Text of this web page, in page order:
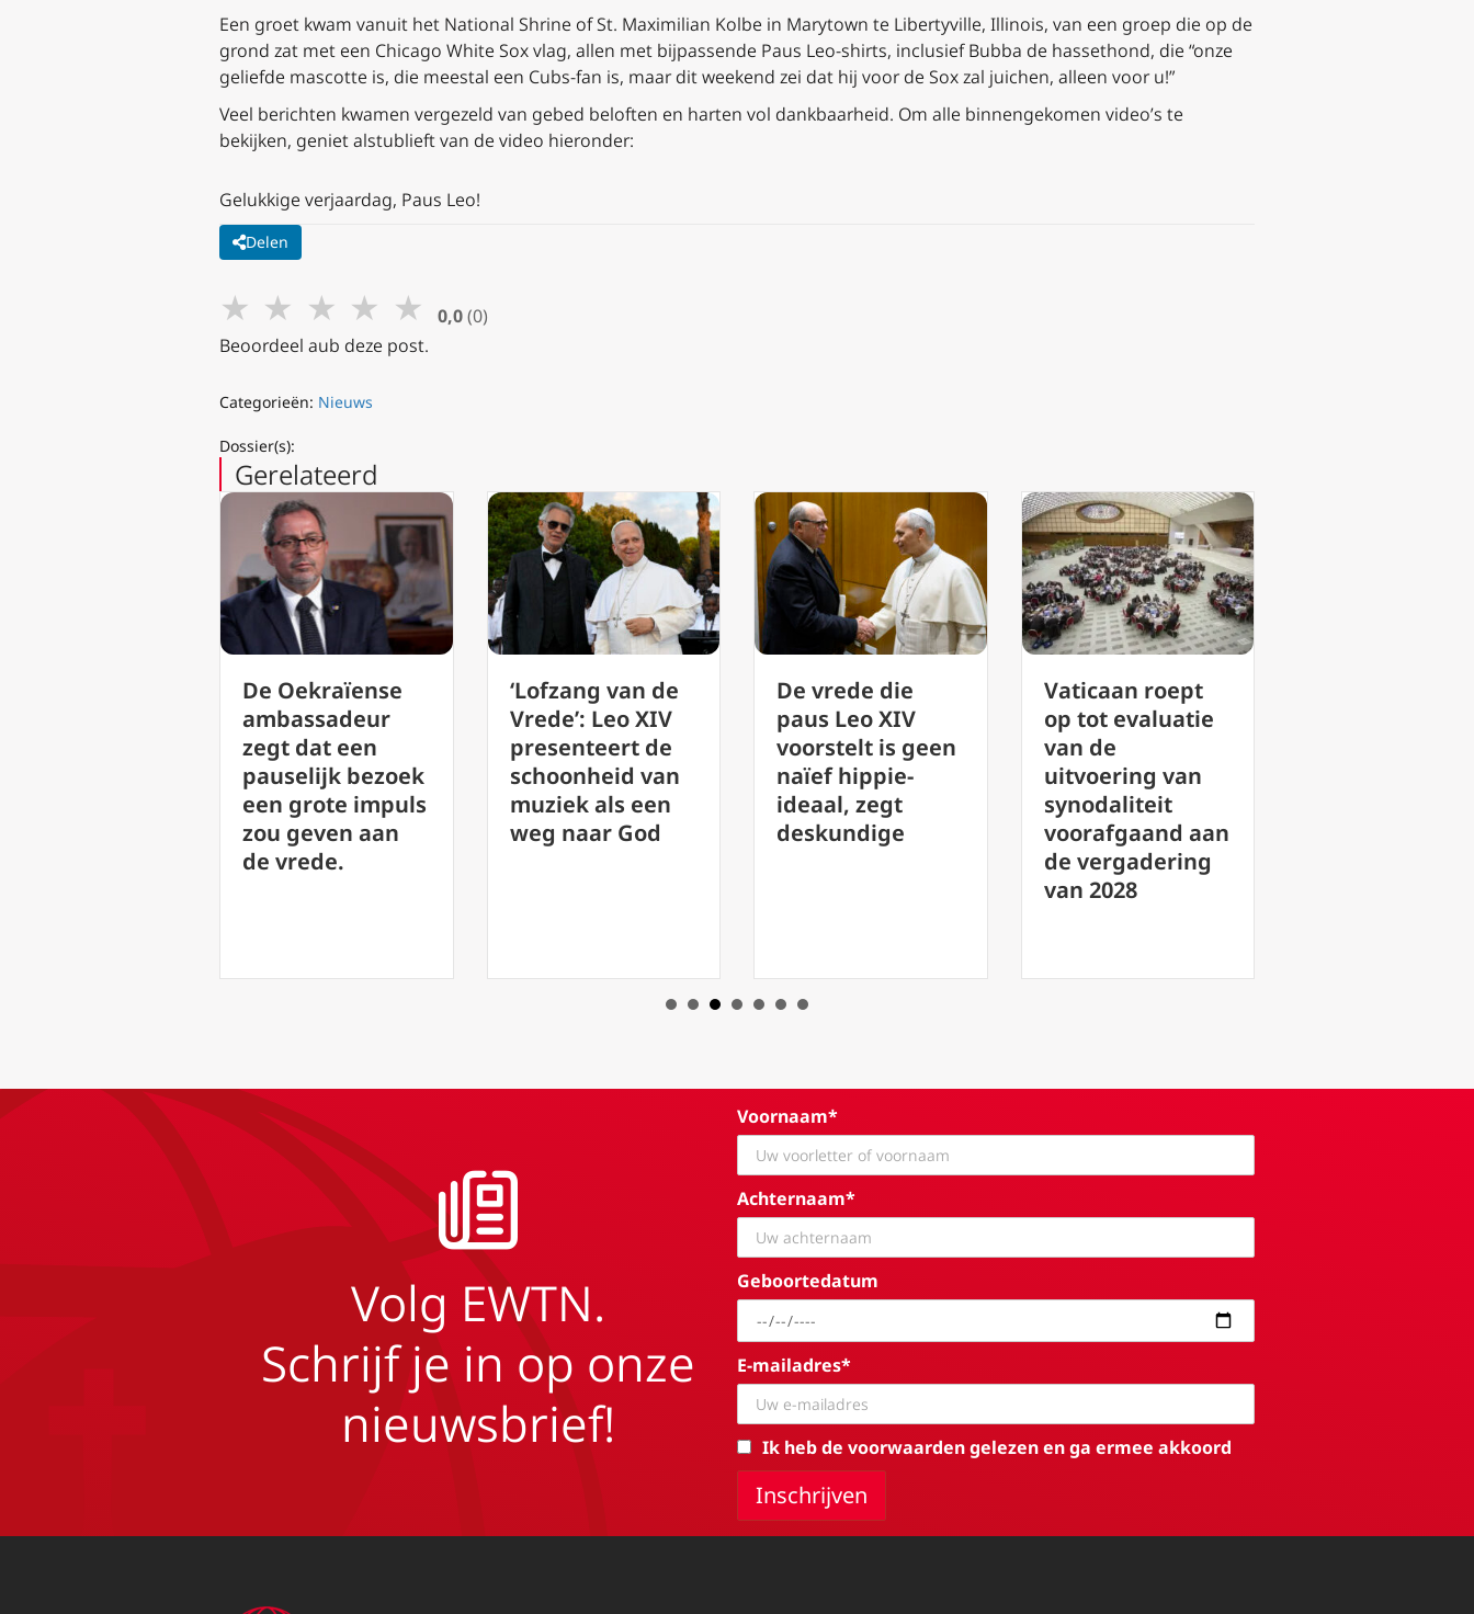
Een groet kwam vanuit het National Shrine of St. Maximilian Kolbe in Marytown te Libertyville, Illinois, van een groep die op de
grond zat met een Chicago White Sox vlag, allen met bijpassende Paus Leo-shirts, inclusief Bubba de hassethond, die “onze
geliefde mascotte is, die meestal een Cubs-fan is, maar dit weekend zei dat hij voor de Sox zal juichen, alleen voor u!”
Veel berichten kwamen vergezeld van gebed beloften en harten vol dankbaarheid. Om alle binnengekomen video’s te
bekijken, geniet alstublieft van de video hieronder:
Gelukkige verjaardag, Paus Leo!
Delen
★ ★ ★ ★ ★ 0,0 (0)
Beoordeel aub deze post.
Categorieën: Nieuws
Dossier(s):
Gerelateerd
‘Lofzang van de
Vrede’: Leo XIV
presenteert de
schoonheid van
muziek als een
weg naar God
De vrede die
paus Leo XIV
voorstelt is geen
naïef hippie-
ideaal, zegt
deskundige
Vaticaan roept
op tot evaluatie
van de
uitvoering van
synodaliteit
voorafgaand aan
Katholieke
leesclubs: Tips
voor het
opbouwen van
gemeenschap en
het groeien in
geloof
Volg EWTN.
Schrijf je in op onze
nieuwsbrief!
Voornaam*
Achternaam*
Geboortedatum
E-mailadres*
Ik heb de voorwaarden gelezen en ga ermee akkoord